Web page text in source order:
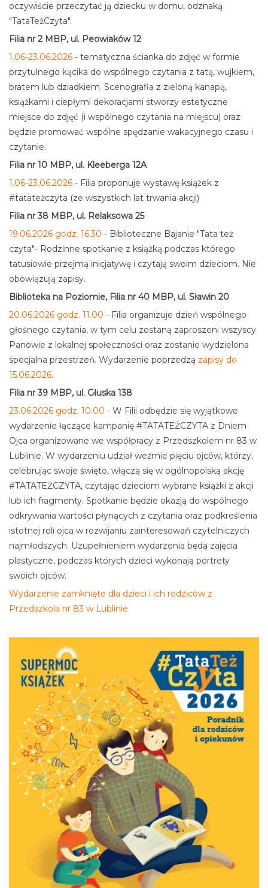
oczywiście przeczytać ją dziecku w domu, odznaką
"TataTeżCzyta".
Filia nr 2 MBP, ul. Peowiaków 12
1.06-23.06.2026 - tematyczna ścianka do zdjęć w formie
przytulnego kącika do wspólnego czytania z tatą, wujkiem,
bratem lub dziadkiem. Scenografia z zieloną kanapą,
książkami i ciepłymi dekoracjami stworzy estetyczne
miejsce do zdjęć (i wspólnego czytania na miejscu) oraz
będzie promować wspólne spędzanie wakacyjnego czasu i
czytanie.
Filia nr 10 MBP, ul. Kleeberga 12A
1.06-23.06.2026 - Filia proponuje wystawę książek z
#tatateżczyta (ze wszystkich lat trwania akcji)
Filia nr 38 MBP, ul. Relaksowa 25
19.06.2026 godz. 16.30 - Biblioteczne Bajanie "Tata też
czyta"- Rodzinne spotkanie z książką podczas którego
tatusiowie przejmą inicjatywę i czytają swoim dzieciom. Nie
obowiązują zapisy.
Biblioteka na Poziomie, Filia nr 40 MBP, ul. Sławin 20
20.06.2026 godz. 11.00 - Filia organizuje dzień wspólnego
głośnego czytania, w tym celu zostaną zaproszeni wszyscy
Panowie z lokalnej społeczności oraz zostanie wydzielona
specjalna przestrzeń. Wydarzenie poprzedzą zapisy do
15.06.2026.
Filia nr 39 MBP, ul. Głuska 138
23.06.2026 godz. 10.00 - W Filii odbędzie się wyjątkowe
wydarzenie łączące kampanię #TATATEŻCZYTA z Dniem
Ojca organizowane we współpracy z Przedszkolem nr 83 w
Lublinie. W wydarzeniu udział weźmie pięciu ojców, którzy,
celebrując swoje święto, włączą się w ogólnopolską akcję
#TATATEŻCZYTA, czytając dzieciom wybrane książki z akcji
lub ich fragmenty. Spotkanie będzie okazją do wspólnego
odkrywania wartości płynących z czytania oraz podkreślenia
istotnej roli ojca w rozwijaniu zainteresowań czytelniczych
najmłodszych. Uzupełnieniem wydarzenia będą zajęcia
plastyczne, podczas których dzieci wykonają portrety
swoich ojców.
Wydarzenie zamknięte dla dzieci i ich rodziców z
Przedszkola nr 83 w Lublinie